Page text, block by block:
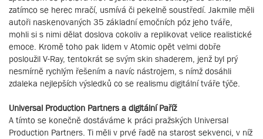
zatímco se herec mračí, usmívá či pekelně soustředí. Jakmile měli
autoři naskenovaných 35 základní emočních póz jeho tváře,
mohli si s nimi dělat doslova cokoliv a replikovat velice realistické
emoce. Kromě toho pak lidem v Atomic opět velmi dobře
posloužil V-Ray, tentokrát se svým skin shaderem, jenž byl prý
nesmírně rychlým řešením a navíc nástrojem, s nímž dosáhli
zdaleka nejlepších výsledků co se realismu digitální tváře týče.
Universal Production Partners a digitální Paříž
A tímto se konečně dostáváme k práci pražských Universal
Production Partners. Ti měli v prvé řadě na starost sekvenci, v níž